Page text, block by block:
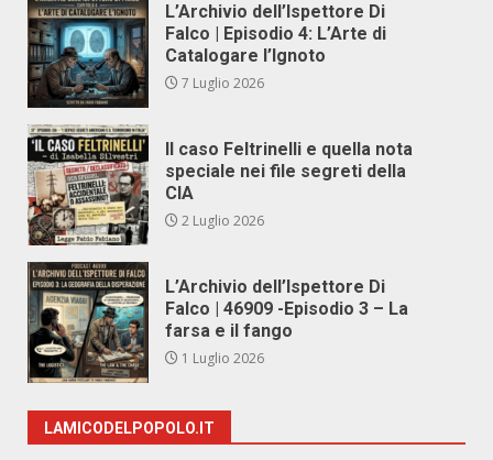
L’Archivio dell’Ispettore Di
Falco | Episodio 4: L’Arte di
Catalogare l’Ignoto
7 Luglio 2026
Il caso Feltrinelli e quella nota
speciale nei file segreti della
CIA
2 Luglio 2026
L’Archivio dell’Ispettore Di
Falco | 46909 -Episodio 3 – La
farsa e il fango
1 Luglio 2026
LAMICODELPOPOLO.IT